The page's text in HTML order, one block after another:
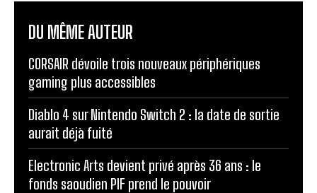
DU MÊME AUTEUR
CORSAIR dévoile trois nouveaux périphériques
gaming plus accessibles
Diablo 4 sur Nintendo Switch 2 : la date de sortie
aurait déjà fuité
Electronic Arts devient privé après 36 ans : le
fonds saoudien PIF prend le pouvoir